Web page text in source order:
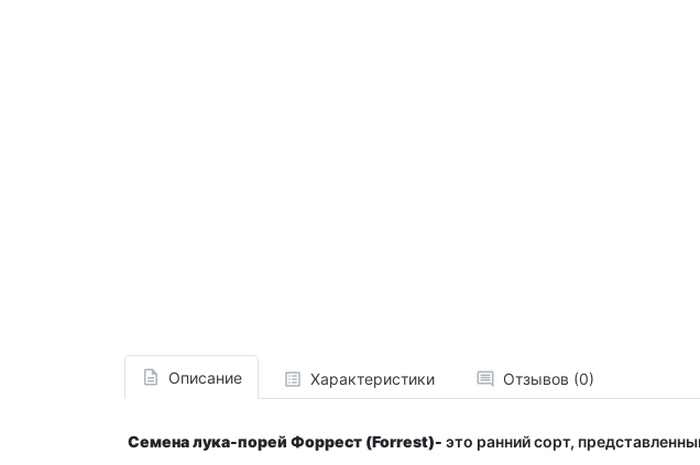
Описание Характеристики Отзывов (0)
Семена лука-порей Форрест (Forrest)- это ранний сорт,